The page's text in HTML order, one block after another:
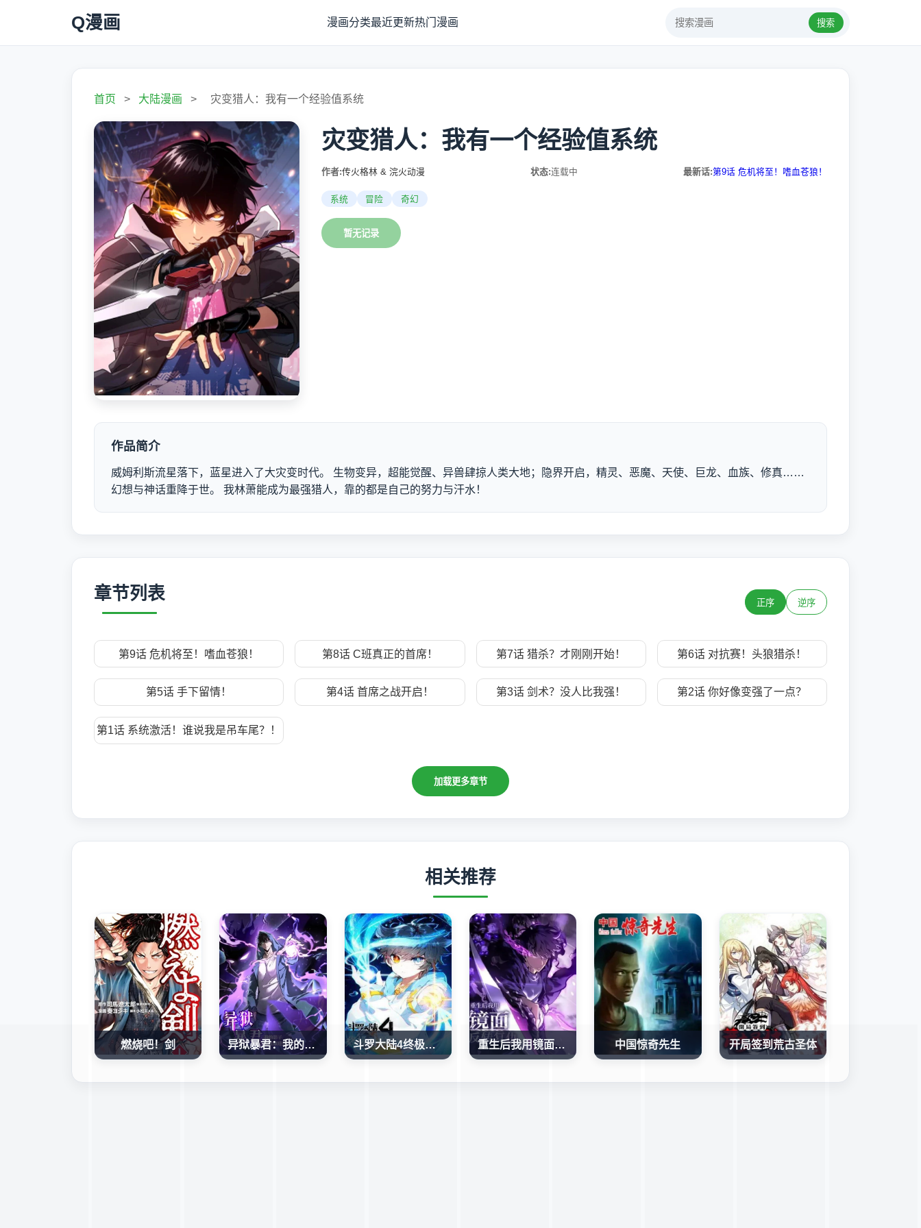
Q漫画 漫画分类最近更新热门漫画 搜索
首页 > 大陆漫画 > 灾变猎人：我有一个经验值系统
灾变猎人：我有一个经验值系统
作者:传火格林 & 浣火动漫 状态:连载中 最新话:第9话 危机将至！嗜血苍狼！
系统 冒险 奇幻
暂无记录
作品简介
威姆利斯流星落下，蓝星进入了大灾变时代。 生物变异，超能觉醒、异兽肆掠人类大地；隐界开启，精灵、恶魔、天使、巨龙、血族、修真……
幻想与神话重降于世。 我林萧能成为最强猎人，靠的都是自己的努力与汗水！
章节列表 正序 逆序
第9话 危机将至！嗜血苍狼！ 第8话 C班真正的首席！ 第7话 猎杀？才刚刚开始！ 第6话 对抗赛！头狼猎杀！
第5话 手下留情！ 第4话 首席之战开启！ 第3话 剑术？没人比我强！ 第2话 你好像变强了一点？
第1话 系统激活！谁说我是吊车尾？！
加载更多章节
相关推荐
燃烧吧！剑 异狱暴君：我的影子能无限进化 斗罗大陆4终极斗罗 重生后我用镜面反转复仇 中国惊奇先生 开局签到荒古圣体